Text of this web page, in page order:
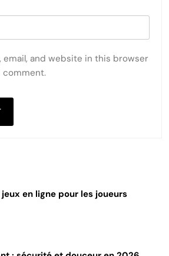
email, and website in this browser
comment.
en ligne pour les joueurs